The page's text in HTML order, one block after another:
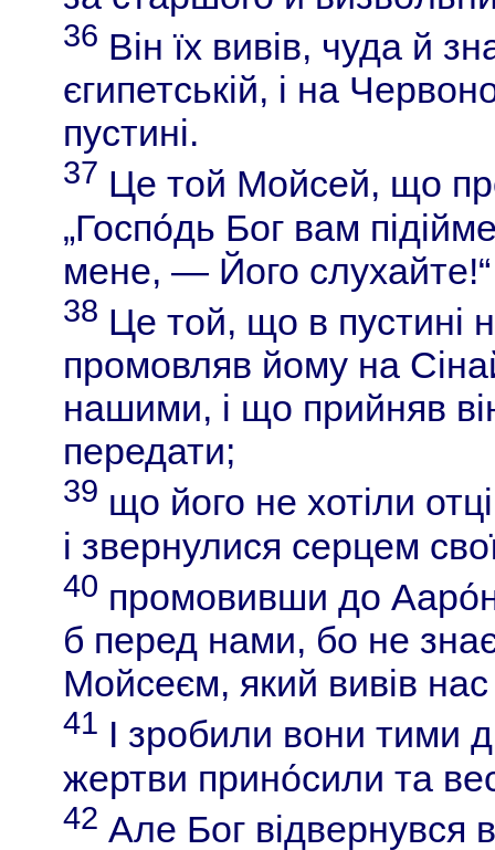
36 Він їх вивів, чуда й
єгипетській, і на
пустині.
37 Це той Мойсей, що
„Госпо́дь Бог вам
мене, — Його слухайте!“
38 Це той, що в пустині
промовляв йому на
нашими, і що прийняв
передати;
39 що його не хотіли
і звернулися серцем
40 промовивши до
б перед нами, бо не
Мойсеєм, який вивів нас
41 І зробили вони тими
жертви прино́сили та
42 Але Бог відвернувся